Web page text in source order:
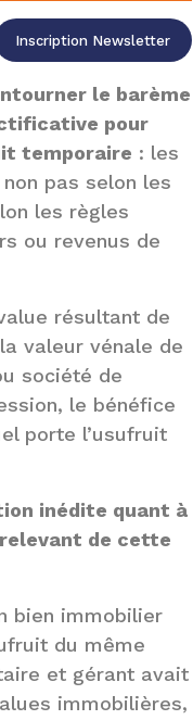
Inscription Newsletter
le barème
pour
temporaire : les
pas selon les
les règles
ou revenus de
résultant de
valeur vénale de
société de
le bénéfice
porte l’usufruit
inédite quant à
de cette
bien immobilier
du même
et gérant avait
immobilières,